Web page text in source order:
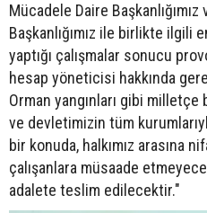
Mücadele Daire
Başkanlığımız ile birlikte ilgili
yaptığı çalışmalar sonucu
hesap yöneticisi hakkında
Orman yangınları gibi
ve devletimizin tüm
bir konuda, halkımız arasına
çalışanlara müsaade
adalete teslim edilecektir."